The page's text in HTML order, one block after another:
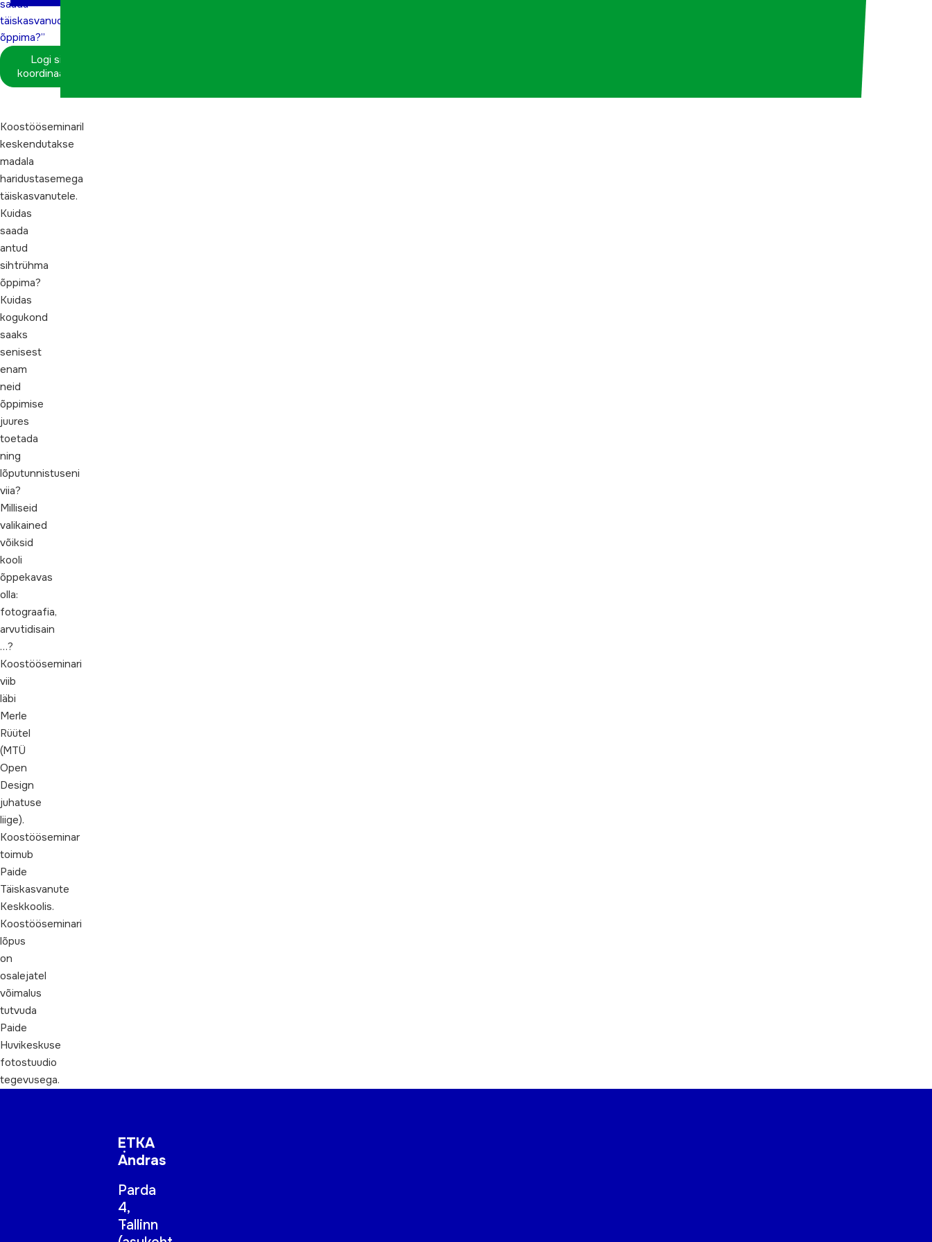
saada
täiskasvanud
õppima?”
Logi sisse
koordinaatorina
Koostööseminaril
keskendutakse
madala
haridustasemega
täiskasvanutele.
Kuidas
saada
antud
sihtrühma
õppima?
Kuidas
kogukond
saaks
senisest
enam
neid
õppimise
juures
toetada
ning
lõputunnistuseni
viia?
Milliseid
valikained
võiksid
kooli
õppekavas
olla:
fotograafia,
arvutidisain
…?
Koostööseminari
viib
läbi
Merle
Rüütel
(MTÜ
Open
Design
juhatuse
liige).
Koostööseminar
toimub
Paide
Täiskasvanute
Keskkoolis.
Koostööseminari
lõpus
on
osalejatel
võimalus
tutvuda
Paide
Huvikeskuse
fotostuudio
tegevusega.
ETKA
Andras
Parda
4,
Tallinn